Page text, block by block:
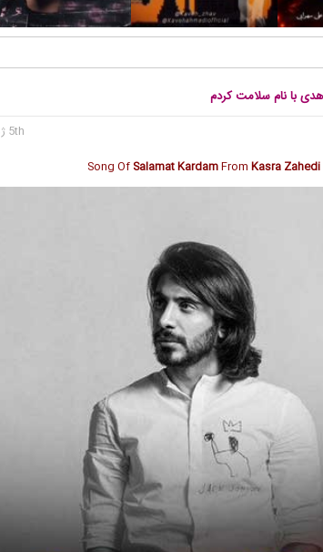
با نام سلامت کردم
5th ژوئن 2020
Song Of Salamat KardamFromKasra Zahedi